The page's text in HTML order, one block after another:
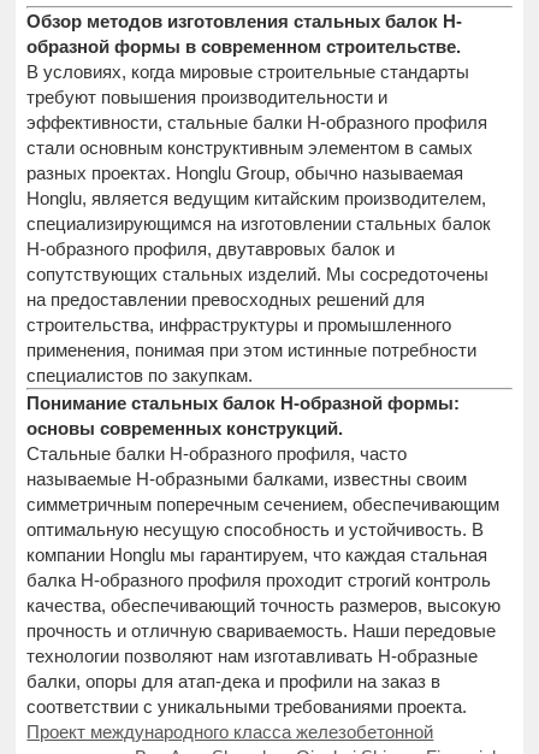
Обзор методов изготовления стальных балок H-
образной формы в современном строительстве.
В условиях, когда мировые строительные стандарты
требуют повышения производительности и
эффективности, стальные балки H-образного профиля
стали основным конструктивным элементом в самых
разных проектах. Honglu Group, обычно называемая
Honglu, является ведущим китайским производителем,
специализирующимся на изготовлении стальных балок
H-образного профиля, двутавровых балок и
сопутствующих стальных изделий. Мы сосредоточены
на предоставлении превосходных решений для
строительства, инфраструктуры и промышленного
применения, понимая при этом истинные потребности
специалистов по закупкам.
Понимание стальных балок H-образной формы:
основы современных конструкций.
Стальные балки H-образного профиля, часто
называемые H-образными балками, известны своим
симметричным поперечным сечением, обеспечивающим
оптимальную несущую способность и устойчивость. В
компании Honglu мы гарантируем, что каждая стальная
балка H-образного профиля проходит строгий контроль
качества, обеспечивающий точность размеров, высокую
прочность и отличную свариваемость. Наши передовые
технологии позволяют нам изготавливать H-образные
балки, опоры для атап-дека и профили на заказ в
соответствии с уникальными требованиями проекта.
Проект международного класса железобетонной